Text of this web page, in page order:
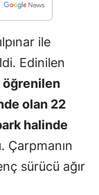
Uşak
Van
Yozgat
Zonguldak
Aksaray
Bayburt
Karaman
ile
Edinilen
öğrenilen
olan 22
halinde
. Çarpmanın
sürücü ağır